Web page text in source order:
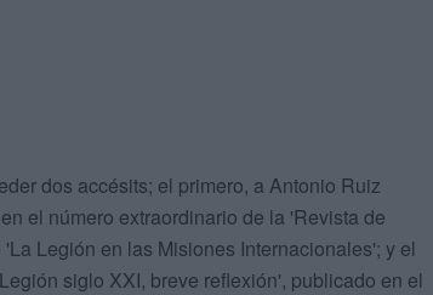
dos accésits; el primero, a Antonio Ruiz
el número extraordinario de la 'Revista de
Legión en las Misiones Internacionales'; y el
siglo XXI, breve reflexión', publicado en el